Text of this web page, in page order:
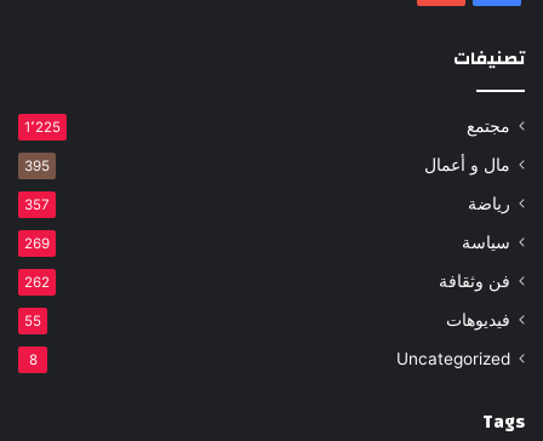
تصنيفات
مجتمع 1٬225
مال و أعمال 395
رياضة 357
سياسة 269
فن وثقافة 262
فيديوهات 55
Uncategorized
8
Tags